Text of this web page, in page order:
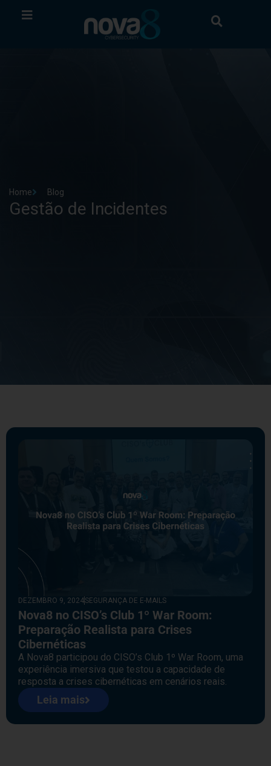
Home Blog
Gestão de Incidentes
DEZEMBRO 9, 2024SEGURANÇA DE E-MAILS
Nova8 no CISO’s Club 1º War Room:
Preparação Realista para Crises
Cibernéticas
A Nova8 participou do CISO’s Club 1º War Room, uma
experiência imersiva que testou a capacidade de
resposta a crises cibernéticas em cenários reais.
Leia mais